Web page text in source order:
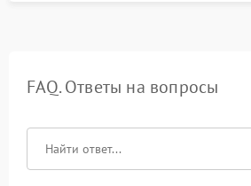
FAQ. Ответы на вопросы